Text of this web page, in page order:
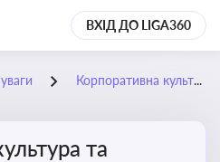
ВХІД ДО LIGA360
Корпоративна культура та цінності
та